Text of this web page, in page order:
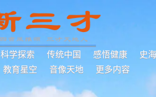
科学探索 传统中国 感悟健康
史
教育星空 音像天地 更多内容